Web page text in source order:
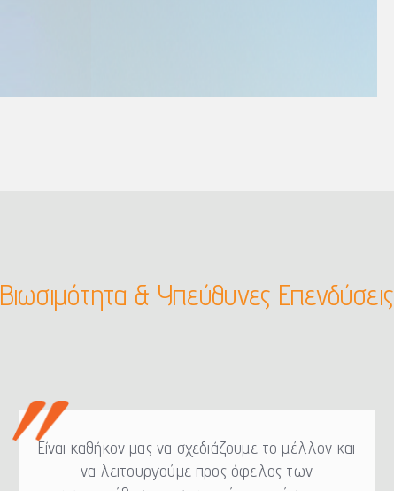
Βιωσιμότητα & Υπεύθυνες Επενδύσεις
Είναι καθήκον μας να σχεδιάζουμε το μέλλον και
να λειτουργούμε προς όφελος των